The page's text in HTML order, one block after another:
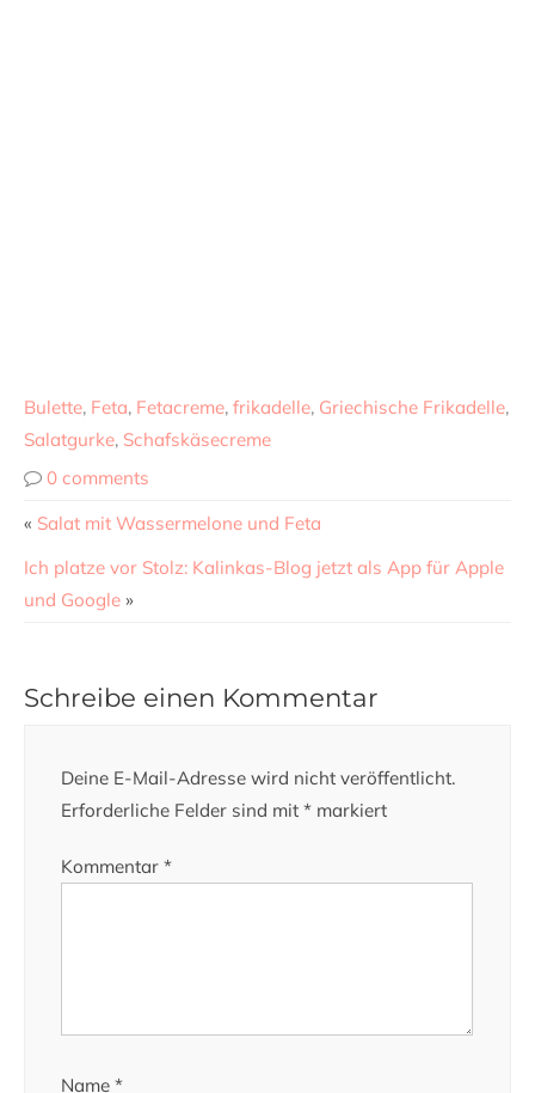
Bulette, Feta, Fetacreme, frikadelle, Griechische Frikadelle,
Salatgurke, Schafskäsecreme
0 comments
« Salat mit Wassermelone und Feta
Ich platze vor Stolz: Kalinkas-Blog jetzt als App für Apple
und Google »
Schreibe einen Kommentar
Deine E-Mail-Adresse wird nicht veröffentlicht.
Erforderliche Felder sind mit * markiert
Kommentar *
Name *